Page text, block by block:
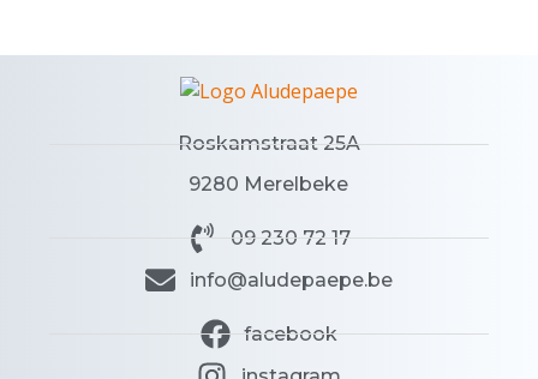
Roskamstraat 25A
9280 Merelbeke
09 230 72 17
info@aludepaepe.be
facebook